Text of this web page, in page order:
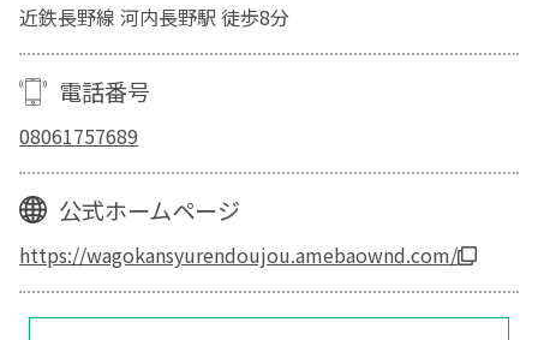
近鉄長野線 河内長野駅 徒歩8分
電話番号
08061757689
公式ホームページ
https://wagokansyurendoujou.amebaownd.com/